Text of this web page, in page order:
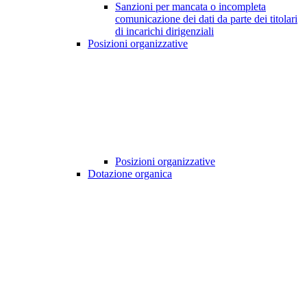
Sanzioni per mancata o incompleta
comunicazione dei dati da parte dei titolari
di incarichi dirigenziali
Posizioni organizzative
Posizioni organizzative
Dotazione organica